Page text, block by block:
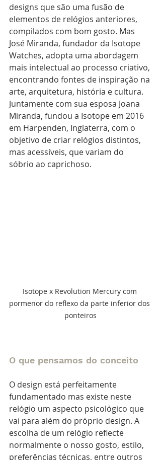
designs que são uma fusão de
elementos de relógios anteriores,
compilados com bom gosto. Mas
José Miranda, fundador da Isotope
Watches, adopta uma abordagem
mais intelectual ao processo criativo,
encontrando fontes de inspiração na
arte, arquitetura, história e cultura.
Juntamente com sua esposa Joana
Miranda, fundou a Isotope em 2016
em Harpenden, Inglaterra, com o
objetivo de criar relógios distintos,
mas acessíveis, que variam do
sóbrio ao caprichoso.
Isotope x Revolution Mercury com
pormenor do reflexo da parte inferior dos
ponteiros
O que pensamos do conceito
O design está perfeitamente
fundamentado mas existe neste
relógio um aspecto psicológico que
vai para além do próprio design. A
escolha de um relógio reflecte
normalmente o nosso gosto, estilo,
preferências técnicas, entre outros